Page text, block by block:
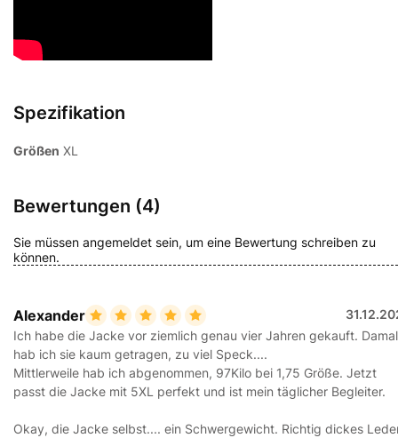
Spezifikation
Größen XL
Bewertungen (4)
Sie müssen angemeldet sein, um eine Bewertung schreiben zu
können.
Alexander
Ich habe die Jacke vor ziemlich genau vier Jahren gekauft.
hab ich sie kaum getragen, zu viel Speck....
Mittlerweile hab ich abgenommen, 97Kilo bei 1,75 Größe. Jetzt
passt die Jacke mit 5XL perfekt und ist mein täglicher Begleiter.
Okay, die Jacke selbst.... ein Schwergewicht. Richtig dickes